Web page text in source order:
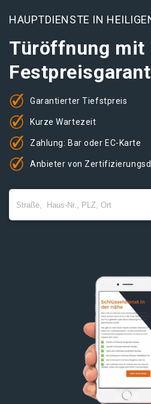
HAUPTDIENSTE IN
Türöffnung mit
Garantierter Tiefstpreis
Kurze Wartezeit
Zahlung: Bar oder EC-Karte
Anbieter von